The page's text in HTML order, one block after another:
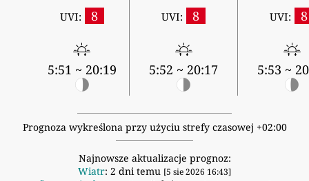
UVI: 8
5:51 ~ 20:19
UVI: 8
5:52 ~ 20:17
UVI: 8
5:53 ~
Prognoza wykreślona przy użyciu strefy czasowej +02:00
Najnowsze aktualizacje prognoz:
Wiatr: 2 dni temu [5 sie 2026 16:43]